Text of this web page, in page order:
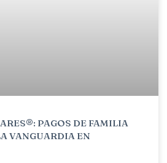
PAGOS DE FAMILIA
VANGUARDIA EN